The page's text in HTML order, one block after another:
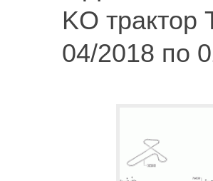
KO трактор
04/2018 по